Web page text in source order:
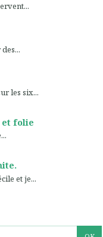
les six...
et folie
et je...